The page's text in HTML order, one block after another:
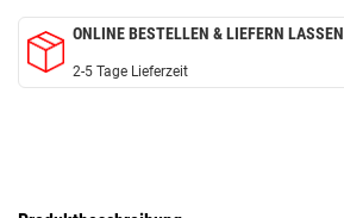
ONLINE BESTELLEN & LIEFERN LASSEN
2-5 Tage Lieferzeit